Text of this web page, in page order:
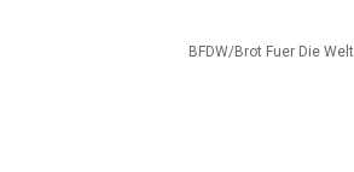
BFDW/Brot Fuer Die Welt